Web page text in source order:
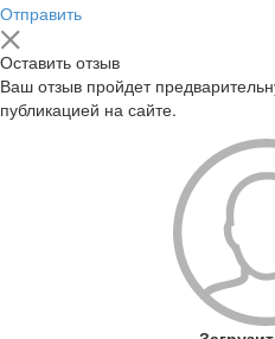
Отправить
Оставить отзыв
Ваш отзыв пройдет
публикацией на сайте.